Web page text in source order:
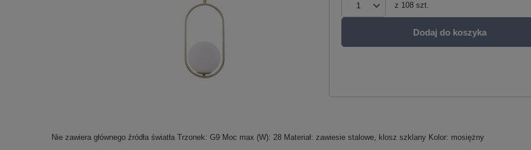
z 108 szt.
Dodaj do koszyka
Nie zawiera głównego źródła światła Trzonek: G9 Moc max (W): 28 Materiał: zawiesie stalowe, klosz szklany Kolor: mosiężny